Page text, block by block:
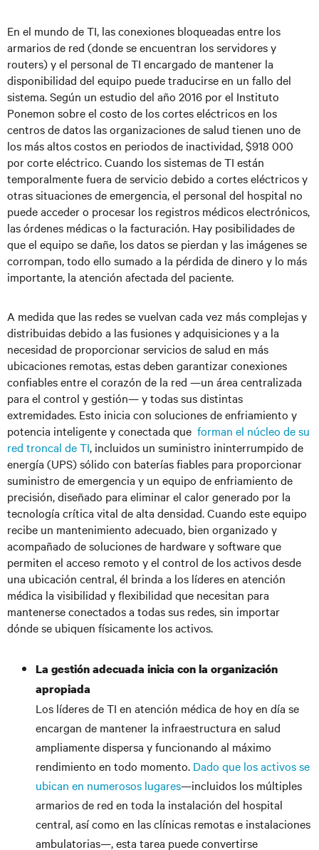
En el mundo de TI, las conexiones bloqueadas entre los
armarios de red (donde se encuentran los servidores y
routers) y el personal de TI encargado de mantener la
disponibilidad del equipo puede traducirse en un fallo del
sistema. Según un estudio del año 2016 por el Instituto
Ponemon sobre el costo de los cortes eléctricos en los
centros de datos las organizaciones de salud tienen uno de
los más altos costos en periodos de inactividad, $918 000
por corte eléctrico. Cuando los sistemas de TI están
temporalmente fuera de servicio debido a cortes eléctricos y
otras situaciones de emergencia, el personal del hospital no
puede acceder o procesar los registros médicos electrónicos,
las órdenes médicas o la facturación. Hay posibilidades de
que el equipo se dañe, los datos se pierdan y las imágenes se
corrompan, todo ello sumado a la pérdida de dinero y lo más
importante, la atención afectada del paciente.
A medida que las redes se vuelvan cada vez más complejas y
distribuidas debido a las fusiones y adquisiciones y a la
necesidad de proporcionar servicios de salud en más
ubicaciones remotas, estas deben garantizar conexiones
confiables entre el corazón de la red —un área centralizada
para el control y gestión— y todas sus distintas
extremidades. Esto inicia con soluciones de enfriamiento y
potencia inteligente y conectada que forman el núcleo de su
red troncal de TI, incluidos un suministro ininterrumpido de
energía (UPS) sólido con baterías fiables para proporcionar
suministro de emergencia y un equipo de enfriamiento de
precisión, diseñado para eliminar el calor generado por la
tecnología crítica vital de alta densidad. Cuando este equipo
recibe un mantenimiento adecuado, bien organizado y
acompañado de soluciones de hardware y software que
permiten el acceso remoto y el control de los activos desde
una ubicación central, él brinda a los líderes en atención
médica la visibilidad y flexibilidad que necesitan para
mantenerse conectados a todas sus redes, sin importar
dónde se ubiquen físicamente los activos.
La gestión adecuada inicia con la organización
apropiada
Los líderes de TI en atención médica de hoy en día se
encargan de mantener la infraestructura en salud
ampliamente dispersa y funcionando al máximo
rendimiento en todo momento. Dado que los activos se
ubican en numerosos lugares—incluidos los múltiples
armarios de red en toda la instalación del hospital
central, así como en las clínicas remotas e instalaciones
ambulatorias—, esta tarea puede convertirse